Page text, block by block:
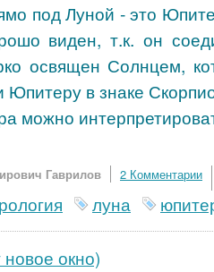
под Луной - это
виден, т.к. он
освящен Солнцем,
Юпитеру в знаке
можно
Гаврилов 2 Комментарии
луна
окно)